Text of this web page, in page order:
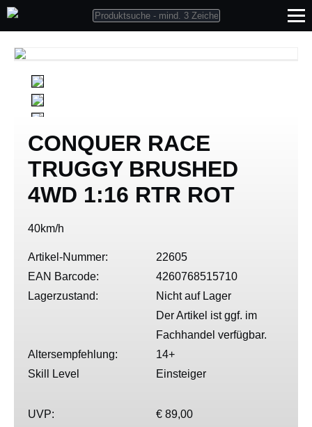
CONQUER RACE
TRUGGY BRUSHED
4WD 1:16 RTR ROT
40km/h
Artikel-Nummer:
22605
EAN Barcode:
4260768515710
Lagerzustand:
Nicht auf Lager
Der Artikel ist ggf. im
Fachhandel verfügbar.
Altersempfehlung:
14+
Skill Level
Einsteiger
UVP: € 89,00